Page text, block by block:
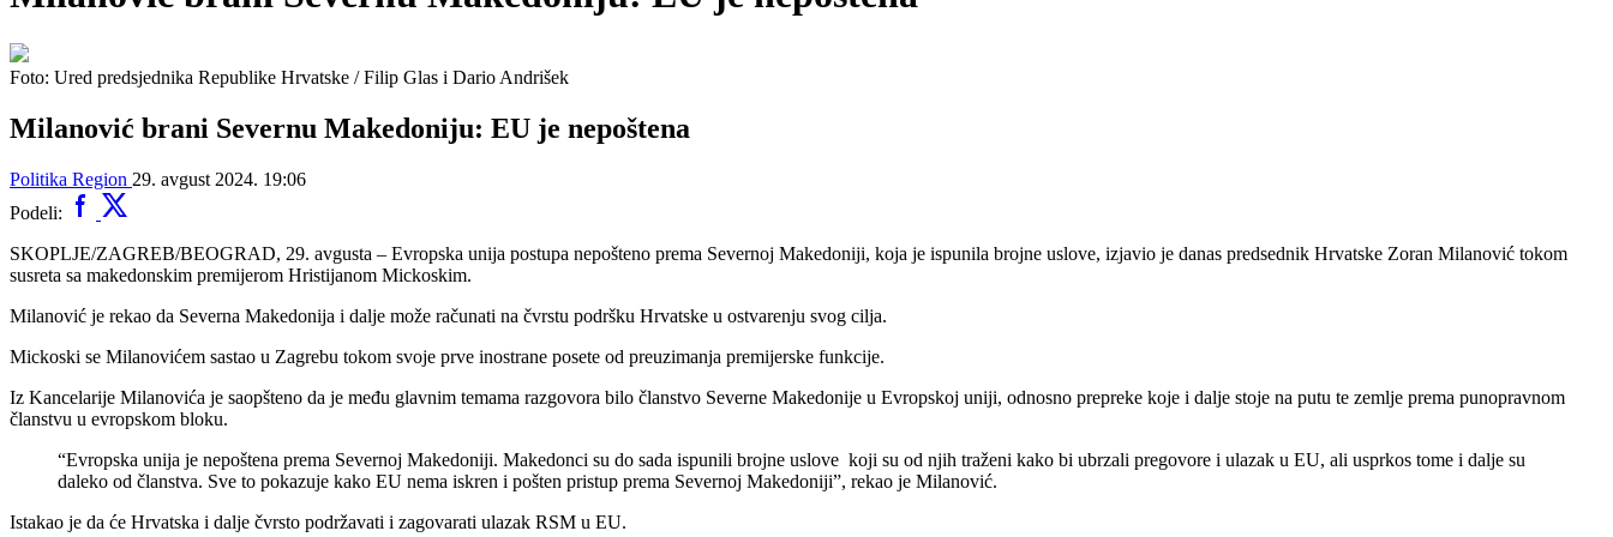
Foto: Ured predsjednika Republike Hrvatske / Filip Glas i Dario Andrišek
Milanović brani Severnu Makedoniju: EU je nepoštena
Politika Region 29. avgust 2024. 19:06
Podeli:
SKOPLJE/ZAGREB/BEOGRAD, 29. avgusta – Evropska unija postupa nepošteno prema Severnoj Makedoniji, koja je ispunila brojne uslove, izjavio je danas predsednik Hrvatske Zoran Milanović tokom
susreta sa makedonskim premijerom Hristijanom Mickoskim.
Milanović je rekao da Severna Makedonija i dalje može računati na čvrstu podršku Hrvatske u ostvarenju svog cilja.
Mickoski se Milanovićem sastao u Zagrebu tokom svoje prve inostrane posete od preuzimanja premijerske funkcije.
Iz Kancelarije Milanovića je saopšteno da je među glavnim temama razgovora bilo članstvo Severne Makedonije u Evropskoj uniji, odnosno prepreke koje i dalje stoje na putu te zemlje prema punopravnom
članstvu u evropskom bloku.
“Evropska unija je nepoštena prema Severnoj Makedoniji. Makedonci su do sada ispunili brojne uslove koji su od njih traženi kako bi ubrzali pregovore i ulazak u EU, ali usprkos tome i dalje su
daleko od članstva. Sve to pokazuje kako EU nema iskren i pošten pristup prema Severnoj Makedoniji”, rekao je Milanović.
Istakao je da će Hrvatska i dalje čvrsto podržavati i zagovarati ulazak RSM u EU.